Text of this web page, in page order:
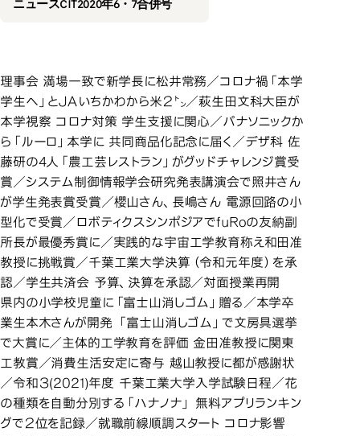
ニュースCIT2020年6・7合併号
理事会 満場一致で新学長に松井常務／コロナ禍「本学
学生へ」とＪＡいちかわから米２㌧／萩生田文科大臣が
本学視察 コロナ対策 学生支援に関心／パナソニックか
ら「ルーロ」本学に 共同商品化記念に届く／デザ科 佐
藤研の4人「農工芸レストラン」がグッドチャレンジ賞受
賞／システム制御情報学会研究発表講演会で照井さん
が学生発表賞受賞／櫻山さん、長嶋さん 電源回路の小
型化で受賞／ロボティクスシンポジアでfuRoの友納副
所長が最優秀賞に／実践的な宇宙工学教育称え和田准
教授に挑戦賞／千葉工業大学決算（令和元年度）を承
認／学生共済会 予算、決算を承認／対面授業再開
県内の小学校児童に「富士山消しゴム」贈る／本学卒
業生本木さんが開発 「富士山消しゴム」で文房具選挙
で大賞に／主体的工学教育を評価 金田准教授に関東
工教賞／消費生活安定に寄与 越山教授に都が感謝状
／令和３(2021)年度 千葉工業大学入学試験日程／花
の種類を自動分別する「ハナノナ」 無料アプリランキン
グで２位を記録／就職前線順調スタート コロナ影響